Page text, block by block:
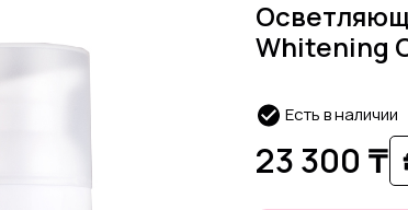
Whitening
Есть в наличии
23 300 ₸